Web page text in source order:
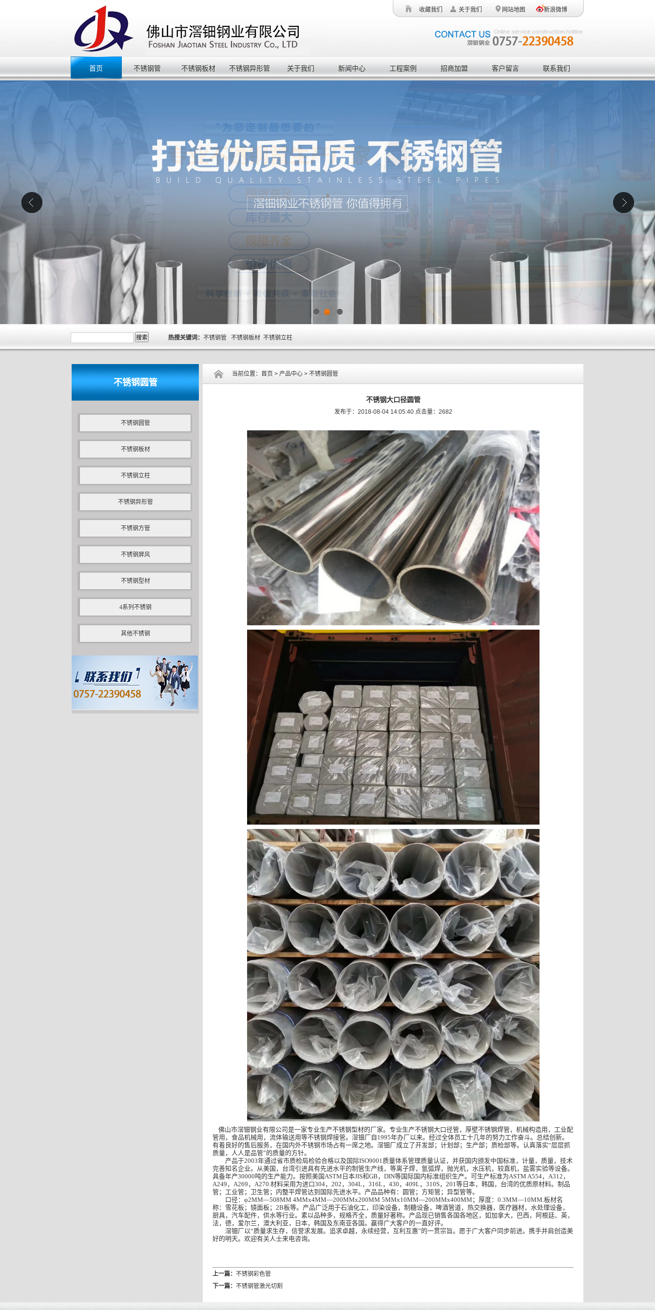
收藏我们 关于我们 网站地图 新浪微博
首页 不锈钢管 不锈钢板材 不锈钢异形管 关于我们 新闻中心 工程案例 招商加盟 客户留言 联系我们
热搜关键词： 不锈钢管 不锈钢板材 不锈钢立柱
不锈钢圆管
不锈钢圆管
不锈钢板材
不锈钢立柱
不锈钢异形管
不锈钢方管
不锈钢屏风
不锈钢型材
4系列不锈钢
其他不锈钢
当前位置： 首页 > 产品中心 > 不锈钢圆管
不锈钢大口径圆管
发布于：2018-08-04 14:05:40 点击量：2682
佛山市滘钿钢业有限公司是一家专业生产不锈钢型材的厂家。专业生产不锈钢大口径管， 厚壁不锈钢焊管，机械构造用，工业配
管用，食品机械用，流体输送用等不锈钢焊接管。 滘钿厂自 1995年办厂以来。经过全体员工十几年的努力工作奋斗。总结创新。
有着良好的售后服务，在国内外不锈钢市场占有一席之地。 滘钿厂成立了开发部；计划部；生产部；质检部等。认真落实“层层抓
质量，人人是品管”的质量的方针。
产品于2003年通过省市质检局检验合格以及国际ISO9001质量体系管理质量认证，并获国内颁发中国标准，计量，质量，技术
完善知名企业。从美国，台湾引进具有先进水平的制管生产线，等离子焊，氩弧焊，抛光机，水压机，较直机，盐雾实验等设备。
具备年产30000吨的生产能力。按照美国ASTM 日本JIS和GB ， DIN等国际国内标准组织生产。可生产标准为ASTM A554， A312 ，
A249 ， A269 ， A270.材料采用为进口304， 202 ， 304L， 316L， 430 ， 409L， 310S， 201等日本，韩国，台湾的优质原材料。制品
管；工业管；卫生管；内整平焊管达到国际先进水平。产品品种有：圆管；方矩管；异型管等。
口径： φ2MM—508MM 4MMx4MM—200MMx200MM 5MMx10MM—200MMx400MM ；厚度： 0.3MM—10MM.板材名
称：雪花板；镜面板； 2B板等。产品广泛用于石油化工，印染设备，制糖设备，啤酒管道，热交换器，医疗器材，水处理设备，
厨具，汽车配件，供水等行业。素以品种多，规格齐全，质量好著称。产品现已销售各国各地区，如加拿大，巴西，阿根廷、英，
法，德，爱尔兰，澳大利亚，日本，韩国及东南亚各国。赢得广大客户的一直好评。
滘钿厂以“质量求生存，信誉求发展。追求卓越，永续经营，互利互惠”的一贯宗旨。愿于广大客户同步前进。携手并肩创造美
好的明天。欢迎有关人士来电咨询。
上一篇： 不锈钢彩色管
下一篇： 不锈钢管激光切割